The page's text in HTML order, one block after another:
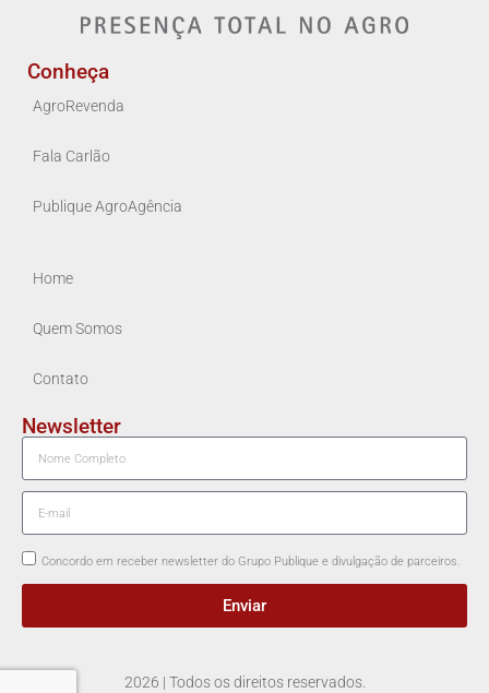
Conheça
AgroRevenda
Fala Carlão
Publique AgroAgência
Home
Quem Somos
Contato
Newsletter
Concordo em receber newsletter do Grupo Publique e divulgação de parceiros.
Enviar
2026 | Todos os direitos reservados.